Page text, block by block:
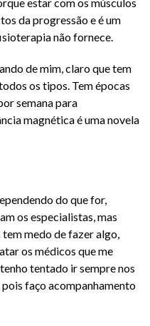
estar com os músculos
da progressão e é um
não fornece.
de mim, claro que tem
os tipos. Tem épocas
semana para
magnética é uma novela
do que for,
os especialistas, mas
tem medo de fazer algo,
os médicos que me
tentado ir sempre nos
faço acompanhamento